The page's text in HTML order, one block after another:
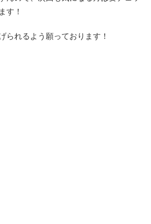
す！
られるよう願っております！